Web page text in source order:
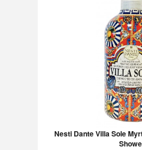
Nesti Dante Villa Sole